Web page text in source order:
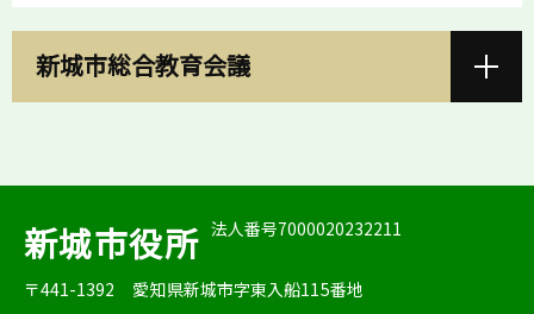
新城市総合教育会議
新城市役所 法人番号7000020232211
〒441-1392
愛知県新城市字東入船115番地